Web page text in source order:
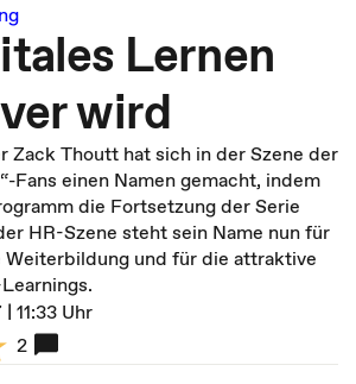
Lernen
wird
Zack Thoutt hat sich in der Szene der
Fans einen Namen gemacht, indem
die Fortsetzung der Serie
HR-Szene steht sein Name nun für
Weiterbildung und für die attraktive
11:33 Uhr
2